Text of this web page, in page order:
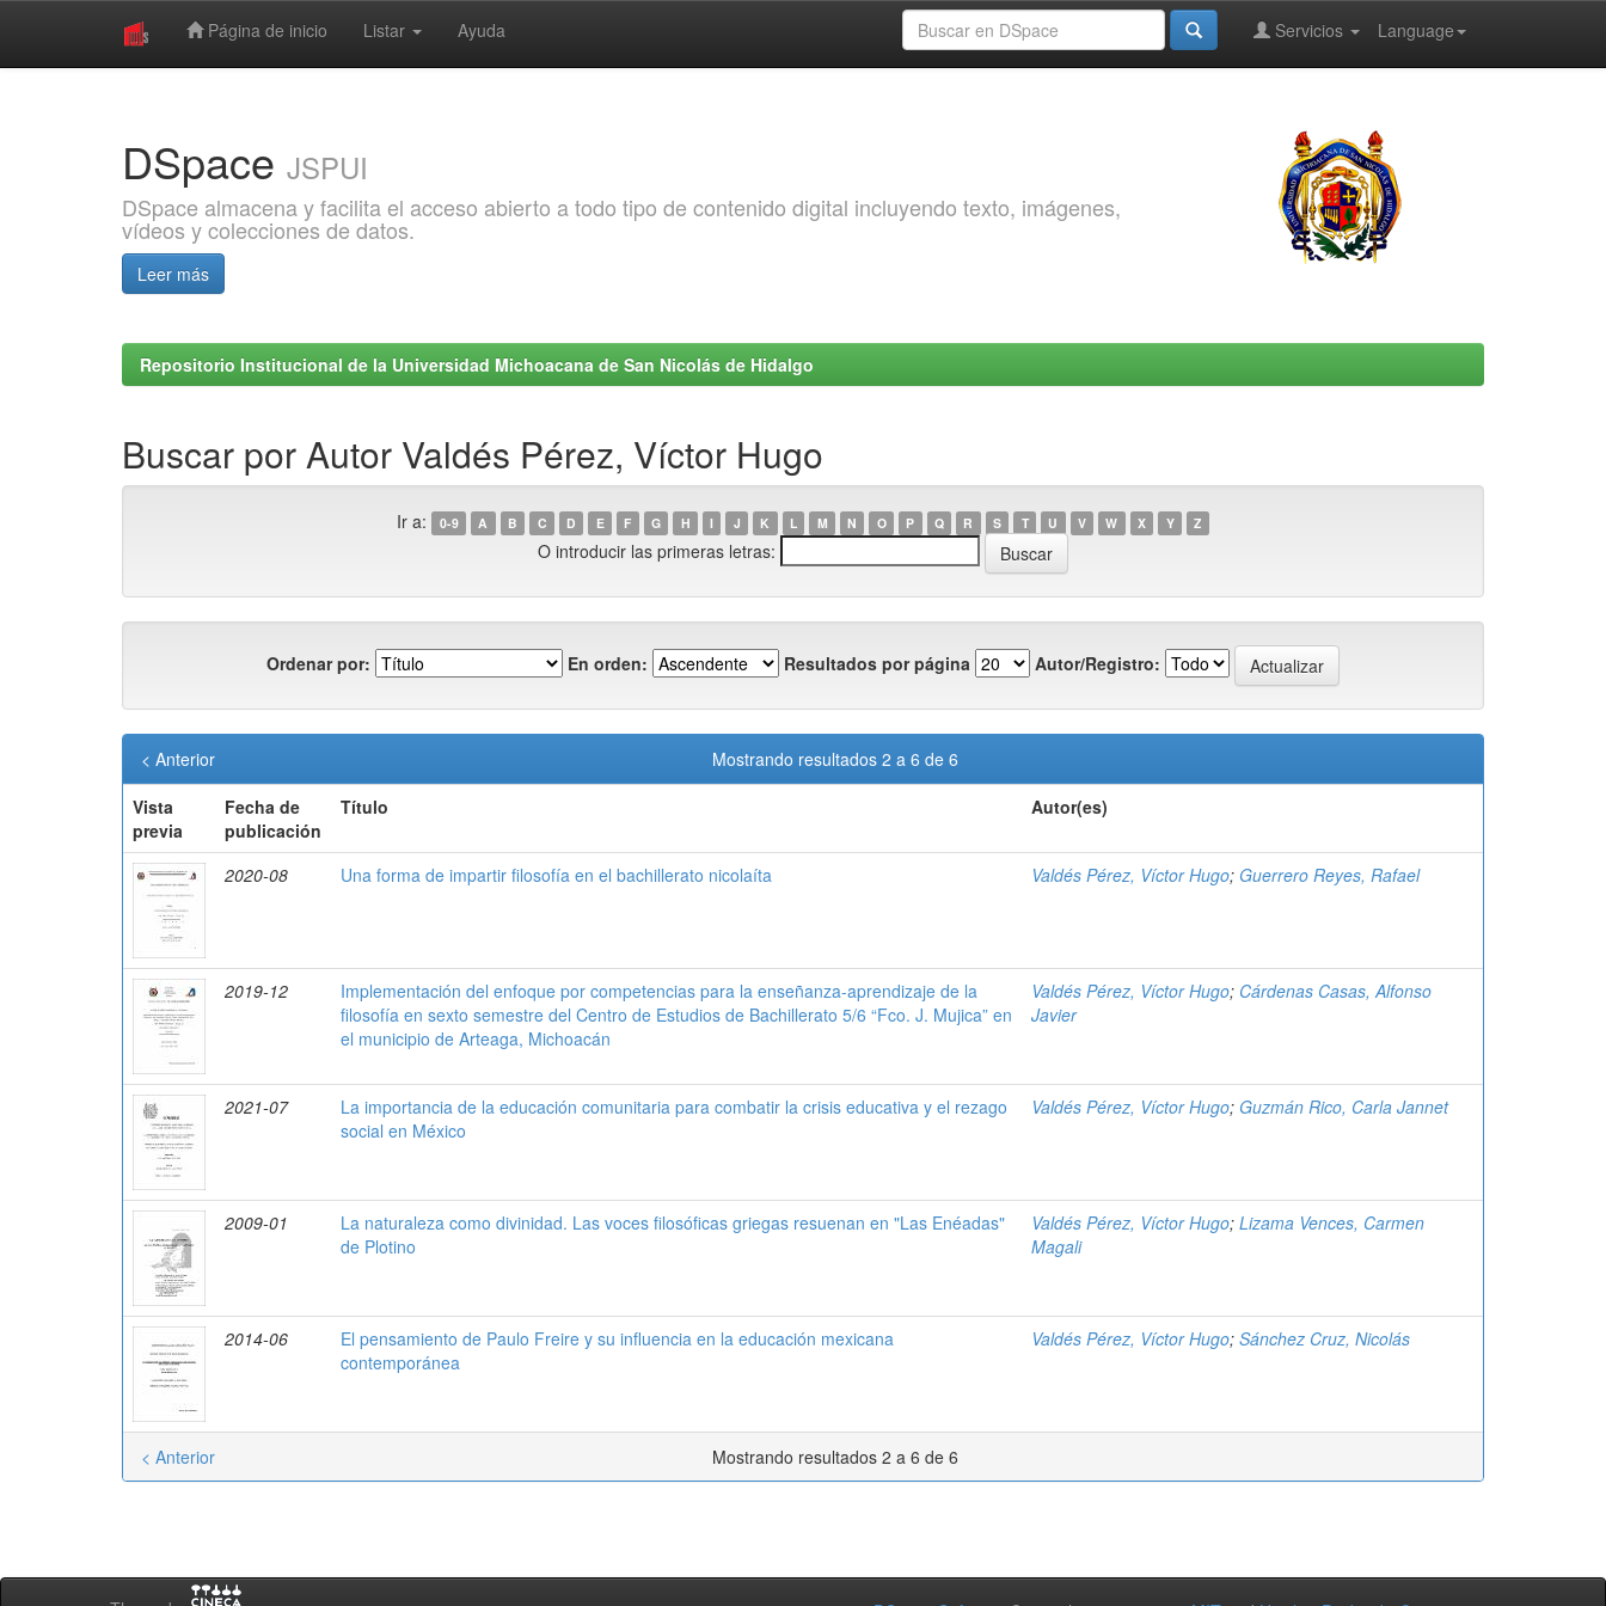
Página de inicio Listar Ayuda Language
Servicios
DSpace JSPUI
DSpace almacena y facilita el acceso abierto a todo tipo de contenido digital incluyendo texto, imágenes,
vídeos y colecciones de datos.
Leer más
Repositorio Institucional de la Universidad Michoacana de San Nicolás de Hidalgo
Buscar por Autor Valdés Pérez, Víctor Hugo
Ir a: 0-9 A B C D E F G H I J K L M N O P Q R S T U V W X Y Z
O introducir las primeras letras:
Ordenar por: En orden: Resultados por página Autor/Registro:
Mostrando resultados 2 a 6 de 6
< Anterior
Vista
previa
Fecha de
publicación
Título Autor(es)
2020-08 Una forma de impartir filosofía en el bachillerato nicolaíta Valdés Pérez, Víctor Hugo; Guerrero Reyes, Rafael
2019-12
Implementación del enfoque por competencias para la enseñanza-aprendizaje de la
filosofía en sexto semestre del Centro de Estudios de Bachillerato 5/6 “Fco. J. Mujica” en
el municipio de Arteaga, Michoacán
Valdés Pérez, Víctor Hugo; Cárdenas Casas, Alfonso
Javier
2021-07
La importancia de la educación comunitaria para combatir la crisis educativa y el rezago
social en México
Valdés Pérez, Víctor Hugo; Guzmán Rico, Carla Jannet
2009-01
La naturaleza como divinidad. Las voces filosóficas griegas resuenan en "Las Enéadas"
de Plotino
Valdés Pérez, Víctor Hugo; Lizama Vences, Carmen
Magali
2014-06
El pensamiento de Paulo Freire y su influencia en la educación mexicana
contemporánea
Valdés Pérez, Víctor Hugo; Sánchez Cruz, Nicolás
Mostrando resultados 2 a 6 de 6
< Anterior